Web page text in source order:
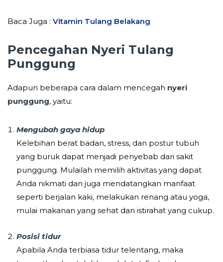
Baca Juga : Vitamin Tulang Belakang
Pencegahan Nyeri Tulang
Punggung
Adapun beberapa cara dalam mencegah nyeri
punggung, yaitu:
Mengubah gaya hidup
Kelebihan berat badan, stress, dan postur tubuh
yang buruk dapat menjadi penyebab dari sakit
punggung. Mulailah memilih aktivitas yang dapat
Anda nikmati dan juga mendatangkan manfaat
seperti berjalan kaki, melakukan renang atau yoga,
mulai makanan yang sehat dan istirahat yang cukup.
Posisi tidur
Apabila Anda terbiasa tidur telentang, maka